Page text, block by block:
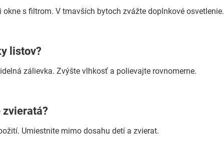
okne s filtrom. V tmavších bytoch zvážte doplnkové osvetlenie.
listov?
zálievka. Zvýšte vlhkosť a polievajte rovnomerne.
zvieratá?
Umiestnite mimo dosahu detí a zvierat.